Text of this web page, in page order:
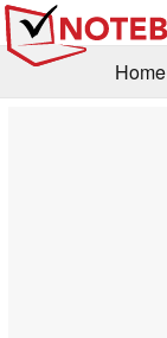
Home